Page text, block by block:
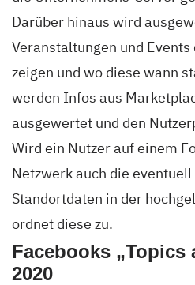
Darüber hinaus wird
Veranstaltungen und
zeigen und wo diese wann
werden Infos aus
ausgewertet und den
Wird ein Nutzer auf einem
Netzwerk auch die
Standortdaten in der
ordnet diese zu.
Facebooks „Topics
2020